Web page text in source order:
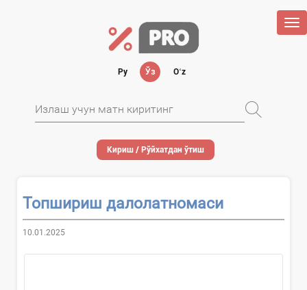
Ру Ўз Oʻz
Кириш / Рўйхатдан ўтиш
Топшириш далолатномаси
10.01.2025